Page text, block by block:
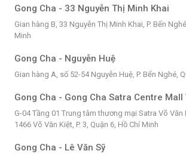
Gong Cha - 33 Nguyễn Thị Minh Khai
Gian hàng B, 33 Nguyễn Thị Minh Khai, P. Bến
Minh
Gong Cha - Nguyễn Huệ
Gian hàng A, số 52-54 Nguyễn Huệ, P. Bến Nghé,
Gong Cha - Gong Cha Satra Centre Mall
G-04 Tầng 01 Trung tâm thương mại Satra Võ Văn
1466 Võ Văn Kiệt, P. 3, Quận 6, Hồ Chí Minh
Gong Cha - Lê Văn Sỹ